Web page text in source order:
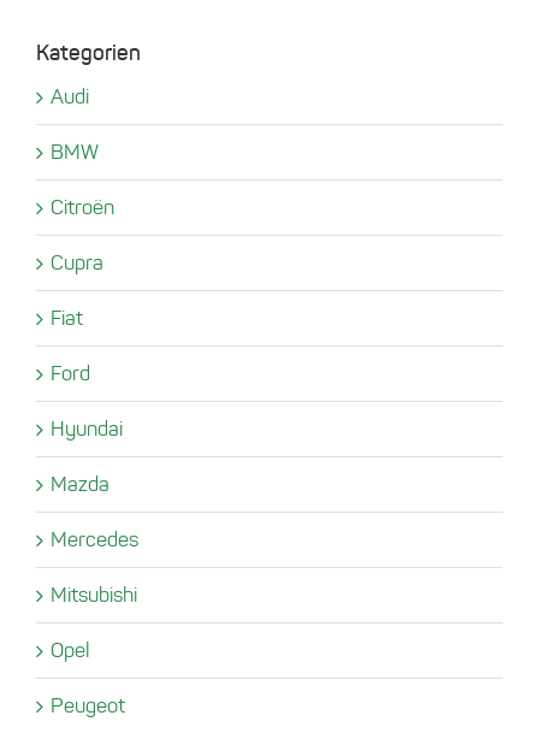
Kategorien
Audi
BMW
Citroën
Cupra
Fiat
Ford
Hyundai
Mazda
Mercedes
Mitsubishi
Opel
Peugeot